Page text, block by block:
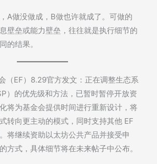
A做没做成，B做也许就成了。可做的
壁垒或能力壁垒，往往就是执行细节的
的结果。
（EF）8.29官方发文：正在调整生态系
）的优先级和方法，已暂时暂停开放资
将为基金会提供时间进行重新设计，将
转向更主动的模式，同时支持其他 EF
将继续资助以太坊公共产品并接受申
方式，具体细节将在未来帖子中公布。